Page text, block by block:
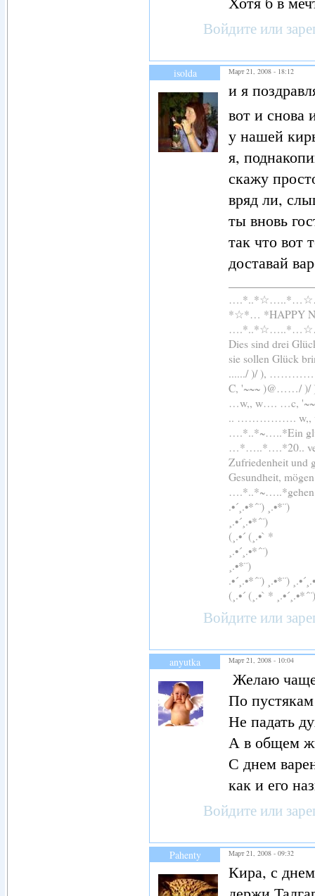
Войдите или
isolda Март 21, 2008 - 18:12
и я
вот и снова
у нашей
я,
скажу
вряд ли,
ты вновь
так что вот
доставай
*☆*… *HAPPY
Dies sind drei
sie sollen Glück
....../ )/ ),
C, '~~~ )@……/
…w,, w…. …c,
.. …………….
….*..*~…..*Ein
…*…..*….*20..
Zufriedenheit
Gesundheit,
.•´¸.•*´¨) ¸.•*¨)
¸.•´¸.•*´¨)
(¸.•´ (¸.•` *
¸.•´¸.•*´¨)
¸.•*¨)
.•´¸.•*´¨) ¸.•*¨)
(¸.•´ (¸.•` *
Войдите или
anyutka Март 21, 2008 - 10:04
Желаю
По пустякам
Не падать
А в общем
С днем
как и его
Войдите или
Pahenty Март 21, 2008 - 09:32
Кира, с